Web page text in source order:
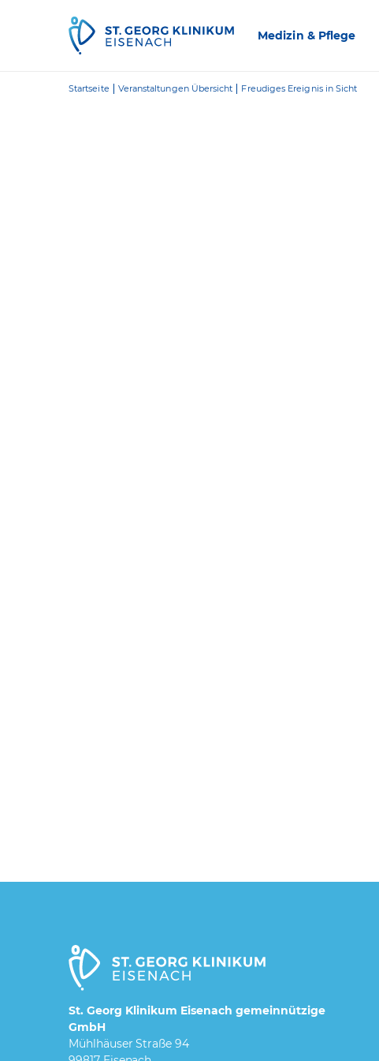
Medizin & Pflege
Startseite Veranstaltungen Übersicht Freudiges Ereignis in Sicht
St. Georg Klinikum Eisenach gemeinnützige
GmbH
Mühlhäuser Straße 94